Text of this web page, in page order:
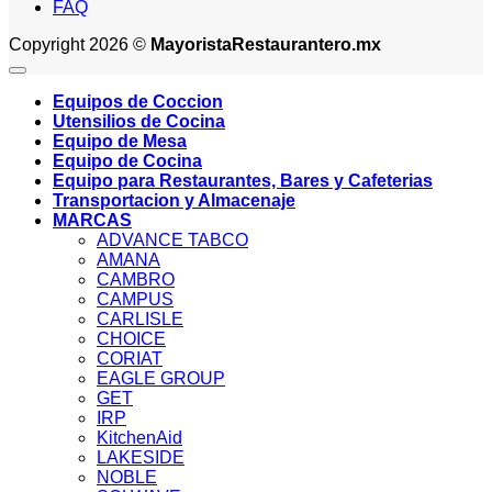
FAQ
Copyright 2026 © MayoristaRestaurantero.mx
Equipos de Coccion
Utensilios de Cocina
Equipo de Mesa
Equipo de Cocina
Equipo para Restaurantes, Bares y Cafeterias
Transportacion y Almacenaje
MARCAS
ADVANCE TABCO
AMANA
CAMBRO
CAMPUS
CARLISLE
CHOICE
CORIAT
EAGLE GROUP
GET
IRP
KitchenAid
LAKESIDE
NOBLE